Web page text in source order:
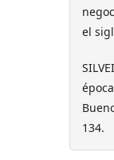
el
134.